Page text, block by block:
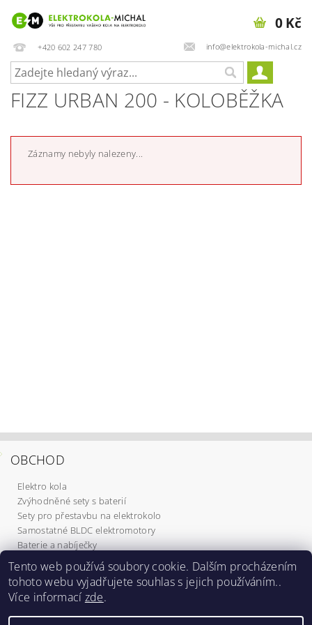
+420 602 247 780 info@elektrokola-michal.cz
0 Kč
FIZZ URBAN 200 - KOLOBĚŽKA
Záznamy nebyly nalezeny...
OBCHOD
Elektro kola
Zvýhodněné sety s baterií
Sety pro přestavbu na elektrokolo
Samostatné BLDC elektromotory
Baterie a nabíječky
Komponenty
Elektrokoloběžky
Služby
Dárkové poukazy
Tento web používá soubory cookie. Dalším procházením
tohoto webu vyjadřujete souhlas s jejich používáním..
Více informací zde.